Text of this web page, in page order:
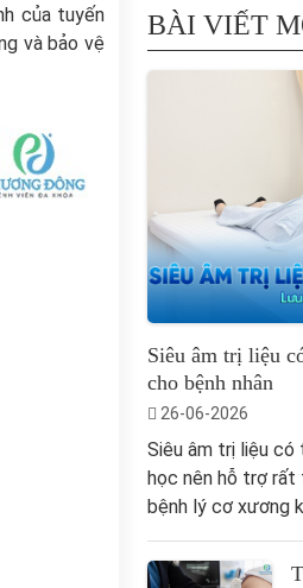
của tuyến
và bảo vệ
BÀI VIẾT
Siêu âm trị liệu
cho bệnh nhân
26-06-2026
Siêu âm trị liệu có
học nên hỗ trợ
bệnh lý cơ xương